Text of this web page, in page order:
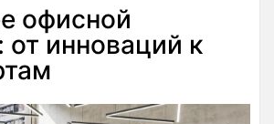
офисной
от инноваций к